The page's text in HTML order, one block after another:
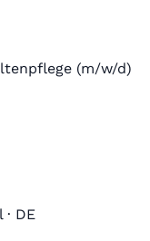
(m/w/d)
DE